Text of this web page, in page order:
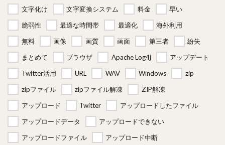
文字化け
文字変換システム 料金
早い
脆弱性
最適な時間帯 最適化
海外利用
無料
画像 画質 画面 第三者
紛失
まとめて
ブラウザ Apache Log4j
アップデート
Twitter活用
URL WAV Windows
zip
zipファイル
zipファイル解凍
ZIP解凍
アップロード
Twitter
アップロードしたファイル
アップロードデータ
アップロードできない
アップロードファイル
アップロード中断